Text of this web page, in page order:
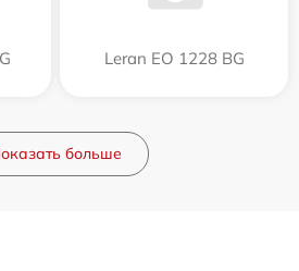
Leran EO 1228 BG
больше